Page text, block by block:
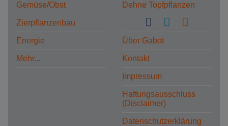
Gemüse/Obst
Zierpflanzenbau
Energie
Mehr...
Dehne Topfpflanzen
Über Gabot
Kontakt
Impressum
Haftungsausschluss
(Disclaimer)
Datenschutzerklärung